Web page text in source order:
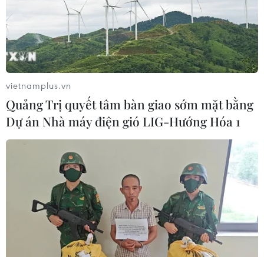
TIN CÙNG CHUYÊN MỤC
ASEAN Cup 2026 ngày 8/8: Xác định
đối thủ của đội tuyển Việt Nam ở bán
08/08/2026 03:50
vietnamplus.vn
Quảng Trị quyết tâm bàn giao sớm mặt bằng
Dự án Nhà máy điện gió LIG-Hướng Hóa 1